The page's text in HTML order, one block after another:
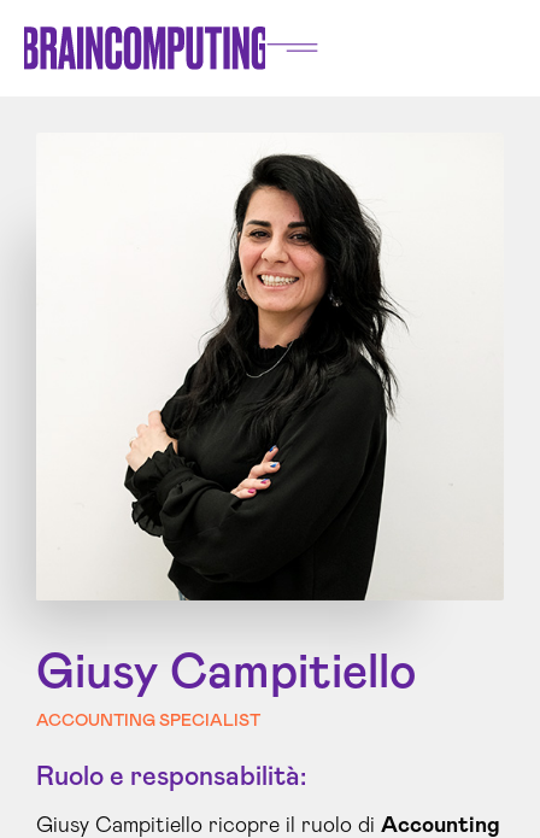
Giusy Campitiello
ACCOUNTING SPECIALIST
Ruolo e responsabilità:
Giusy Campitiello ricopre il ruolo di Accounting